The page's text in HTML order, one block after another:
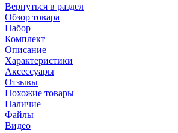
Вернуться в раздел
Обзор товара
Набор
Комплект
Описание
Характеристики
Аксессуары
Отзывы
Похожие товары
Наличие
Файлы
Видео